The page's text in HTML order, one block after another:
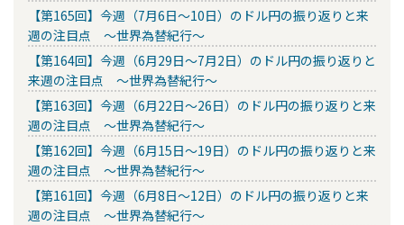
【第165回】今週（7月6日～10日）のドル円の振り返りと来
週の注目点 ～世界為替紀行～
【第164回】今週（6月29日～7月2日）のドル円の振り返りと
来週の注目点 ～世界為替紀行～
【第163回】今週（6月22日～26日）のドル円の振り返りと来
週の注目点 ～世界為替紀行～
【第162回】今週（6月15日～19日）のドル円の振り返りと来
週の注目点 ～世界為替紀行～
【第161回】今週（6月8日～12日）のドル円の振り返りと来
週の注目点 ～世界為替紀行～